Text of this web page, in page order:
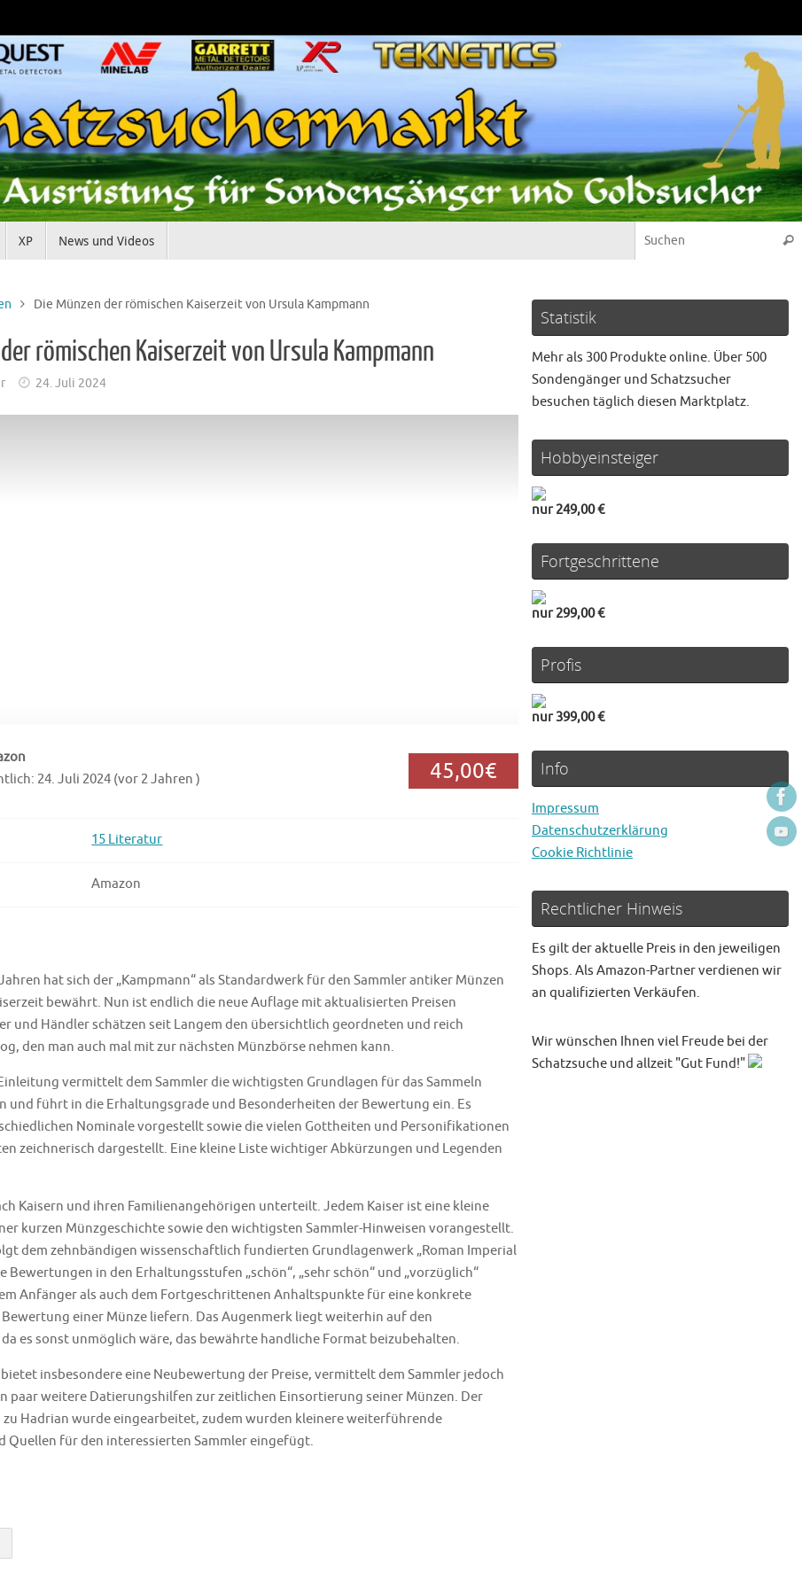
XP News und Videos
Die Münzen der römischen Kaiserzeit von Ursula Kampmann
römischen Kaiserzeit von Ursula Kampmann
24. Juli 2024
24. Juli 2024 (vor 2 Jahren )
45,00€
15 Literatur
Amazon
hat sich der „Kampmann“ als Standardwerk für den Sammler antiker Münzen
bewährt. Nun ist endlich die neue Auflage mit aktualisierten Preisen
und Händler schätzen seit Langem den übersichtlich geordneten und reich
den man auch mal mit zur nächsten Münzbörse nehmen kann.
vermittelt dem Sammler die wichtigsten Grundlagen für das Sammeln
und führt in die Erhaltungsgrade und Besonderheiten der Bewertung ein. Es
Nominale vorgestellt sowie die vielen Gottheiten und Personifikationen
zeichnerisch dargestellt. Eine kleine Liste wichtiger Abkürzungen und Legenden
Kaisern und ihren Familienangehörigen unterteilt. Jedem Kaiser ist eine kleine
kurzen Münzgeschichte sowie den wichtigsten Sammler-Hinweisen vorangestellt.
dem zehnbändigen wissenschaftlich fundierten Grundlagenwerk „Roman Imperial
Bewertungen in den Erhaltungsstufen „schön“, „sehr schön“ und „vorzüglich“
Anfänger als auch dem Fortgeschrittenen Anhaltspunkte für eine konkrete
einer Münze liefern. Das Augenmerk liegt weiterhin auf den
es sonst unmöglich wäre, das bewährte handliche Format beizubehalten.
insbesondere eine Neubewertung der Preise, vermittelt dem Sammler jedoch
paar weitere Datierungshilfen zur zeitlichen Einsortierung seiner Münzen. Der
zu Hadrian wurde eingearbeitet, zudem wurden kleinere weiterführende
Quellen für den interessierten Sammler eingefügt.
Statistik
Mehr als 300 Produkte online. Über 500
Sondengänger und Schatzsucher
besuchen täglich diesen Marktplatz.
Hobbyeinsteiger
nur 249,00 €
Fortgeschrittene
nur 299,00 €
Profis
nur 399,00 €
Info
Impressum
Datenschutzerklärung
Cookie Richtlinie
Rechtlicher Hinweis
Es gilt der aktuelle Preis in den jeweiligen
Shops. Als Amazon-Partner verdienen wir
an qualifizierten Verkäufen.
Wir wünschen Ihnen viel Freude bei der
Schatzsuche und allzeit "Gut Fund!"